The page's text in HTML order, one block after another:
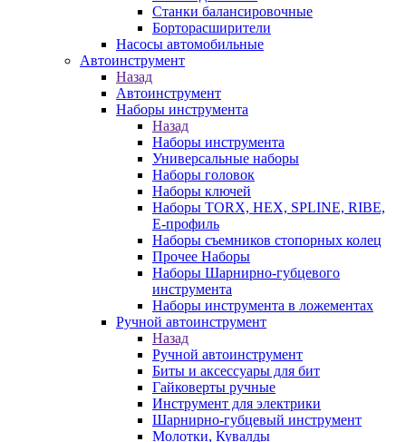
Станки балансировочные
Борторасширители
Насосы автомобильные
Автоинструмент
Назад
Автоинструмент
Наборы инструмента
Назад
Наборы инструмента
Универсальные наборы
Наборы головок
Наборы ключей
Наборы TORX, HEX, SPLINE, RIBE,
E-профиль
Наборы съемников стопорных колец
Прочее Наборы
Наборы Шарнирно-губцевого
инструмента
Наборы инструмента в ложементах
Ручной автоинструмент
Назад
Ручной автоинструмент
Биты и аксессуары для бит
Гайковерты ручные
Инструмент для электрики
Шарнирно-губцевый инструмент
Молотки, Кувалды